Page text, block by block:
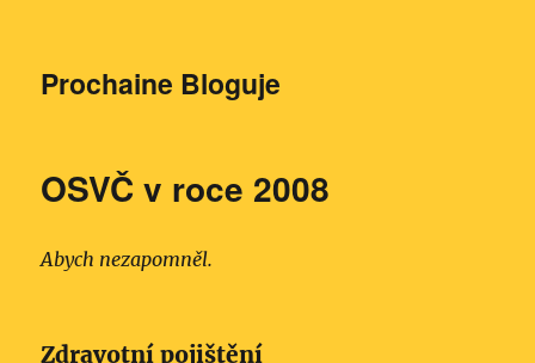
Prochaine Bloguje
OSVČ v roce 2008
Abych nezapomněl.
Zdravotní pojištění